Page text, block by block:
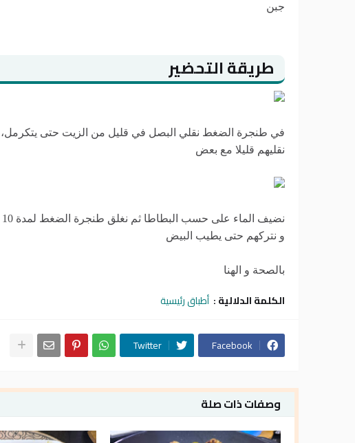
جبن
طريقة التحضير
في طنجرة الضغط نقلي البصل في قليل من الزيت حتى يتكرمل،
نقليهم قليلا مع بعض
و نتركهم حتى يطيب البيض
بالصحة و الهنا
الكلمة الدلالية : أطباق رئيسية
Facebook
Twitter
وصفات ذات صلة